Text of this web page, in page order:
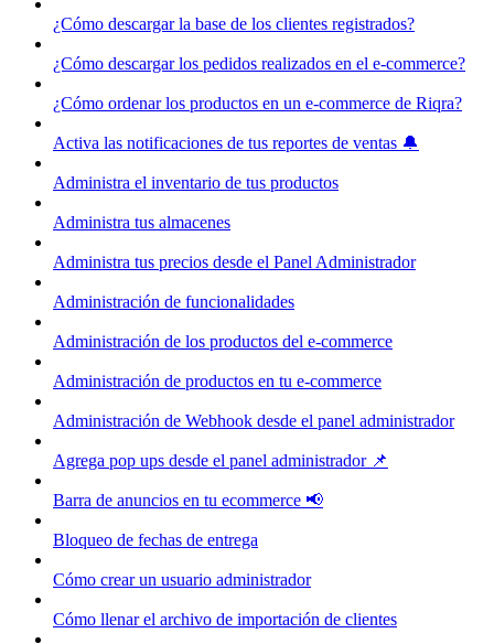
¿Cómo descargar la base de los clientes registrados?
¿Cómo descargar los pedidos realizados en el e-commerce?
¿Cómo ordenar los productos en un e-commerce de Riqra?
Activa las notificaciones de tus reportes de ventas 🔔
Administra el inventario de tus productos
Administra tus almacenes
Administra tus precios desde el Panel Administrador
Administración de funcionalidades
Administración de los productos del e-commerce
Administración de productos en tu e-commerce
Administración de Webhook desde el panel administrador
Agrega pop ups desde el panel administrador 📌
Barra de anuncios en tu ecommerce 📢
Bloqueo de fechas de entrega
Cómo crear un usuario administrador
Cómo llenar el archivo de importación de clientes